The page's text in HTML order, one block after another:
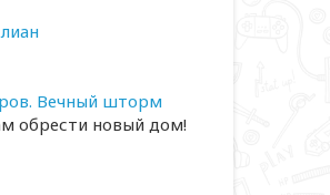
Вечный шторм
обрести новый дом!